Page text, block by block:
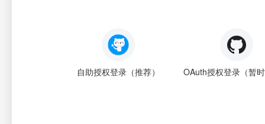
自助授权登录（推荐） OAuth授权登录（暂